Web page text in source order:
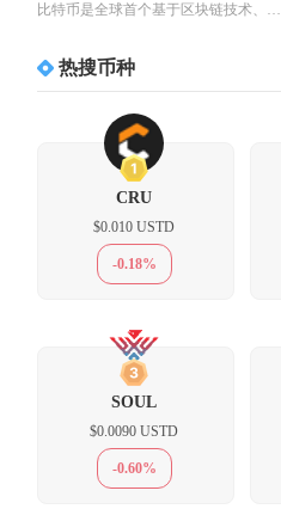
比特币是全球首个基于区块链技术、由匿名开发者中本聪创造的去中心化加密货币，本质是一套无需中
热搜币种
1
CRU
$0.010 USTD
-0.18%
3
SOUL
$0.0090 USTD
-0.60%